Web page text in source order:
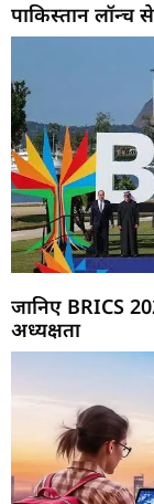
पाकिस्तान लॉन्च
जानिए BRICS
अध्यक्षता